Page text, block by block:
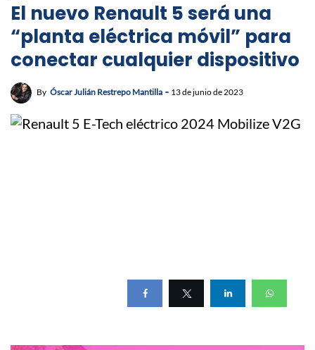
El nuevo Renault 5 será una
“planta eléctrica móvil” para
conectar cualquier dispositivo
By Óscar Julián Restrepo Mantilla 13 de junio de 2023